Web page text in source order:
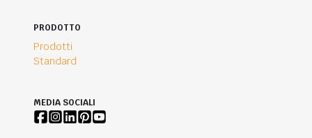
PRODOTTO
Prodotti
Standard
MEDIA SOCIALI